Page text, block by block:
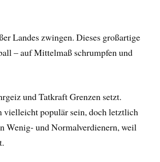
Landes zwingen. Dieses großartige
– auf Mittelmaß schrumpfen und
und Tatkraft Grenzen setzt.
vielleicht populär sein, doch letztlich
Wenig- und Normalverdienern, weil